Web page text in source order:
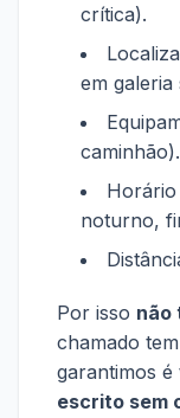
crítica).
em
caminhão).
Horário
noturno,
Por isso não
chamado
garantimos é
escrito sem